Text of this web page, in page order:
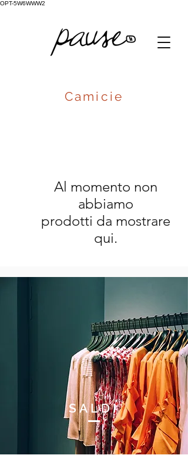
OPT-5W6WWW2
Camicie
Al momento non
abbiamo
prodotti da mostrare
qui.
SALDI